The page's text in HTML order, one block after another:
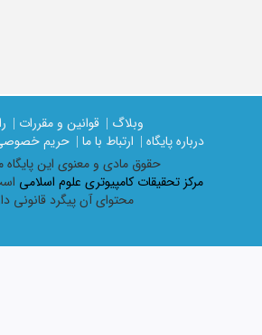
وبلاگ | قوانین و مقررات |
درباره پایگاه |
ارتباط با ما | حریم
حقوق مادی و معنوی اين پايگاه
مرکز تحقیقات کامپیوتری علوم اسلامی
محتوای آن پیگرد قانونی